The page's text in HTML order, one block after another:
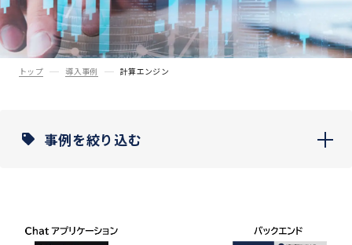
トップ 導入事例 計算エンジン
事例を絞り込む